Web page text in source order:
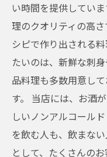
い時間を提供してい
理のクオリティの高
シピで作り出される
たいのは、新鮮な刺
品料理も多数用意し
す。 当店には、お酒
しいノンアルコール
を飲む人も、飲まな
として、たくさんの